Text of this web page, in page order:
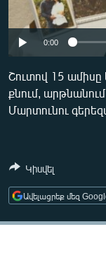
ՍՊՈՐՏ
ՏՏ ԵՒ ԻՆՏԵՐՆԵՏ
ԿՈՐՈՆԱՎԻՐՈՒՍ
ԱՐԽԻՎ
ԲԱՆԱՎԵՃ
ՁԳՏԵԼՈՎ
ՓՈԴՔԱՍԹ
0:00
Շուտով 15 ամիսը
քնում, արթնանում
Մարտունու
Կիսվել
Ավելացրեք մեզ